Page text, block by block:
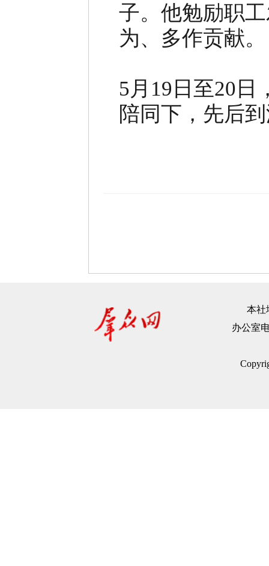
子。他勉励职
为、多作贡献。
5月19日至20日
陪同下，先后
本社
办公室